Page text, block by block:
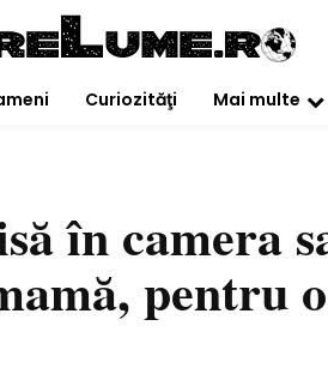
Curiozităţi Mai multe
în camera
pentru o